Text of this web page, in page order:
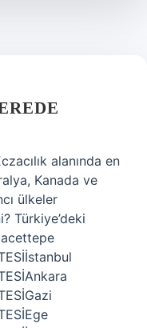
alanında en
Kanada ve
ülkeler
Türkiye’deki